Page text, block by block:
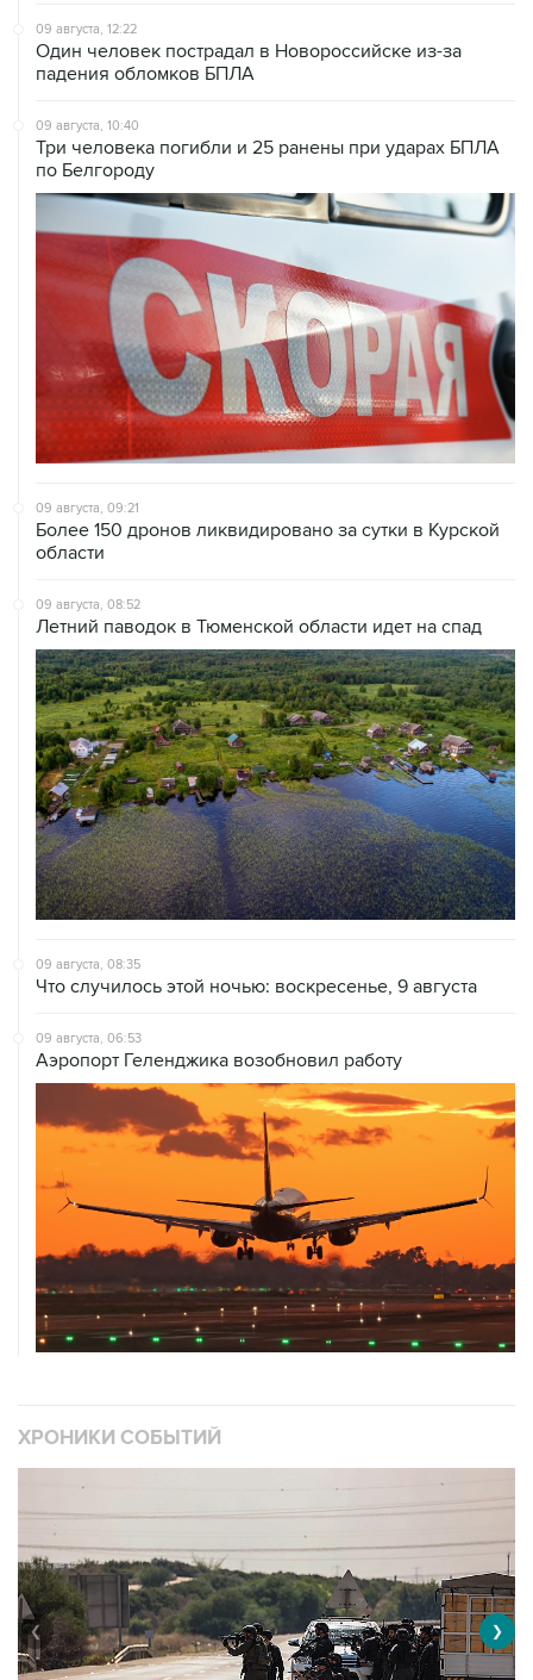
09 августа, 12:22
Один человек пострадал в Новороссийске из-за
падения обломков БПЛА
09 августа, 10:40
Три человека погибли и 25 ранены при ударах БПЛА
по Белгороду
09 августа, 09:21
Более 150 дронов ликвидировано за сутки в Курской
области
09 августа, 08:52
Летний паводок в Тюменской области идет на спад
09 августа, 08:35
Что случилось этой ночью: воскресенье, 9 августа
09 августа, 06:53
Аэропорт Геленджика возобновил работу
ХРОНИКИ СОБЫТИЙ
❮ ❯